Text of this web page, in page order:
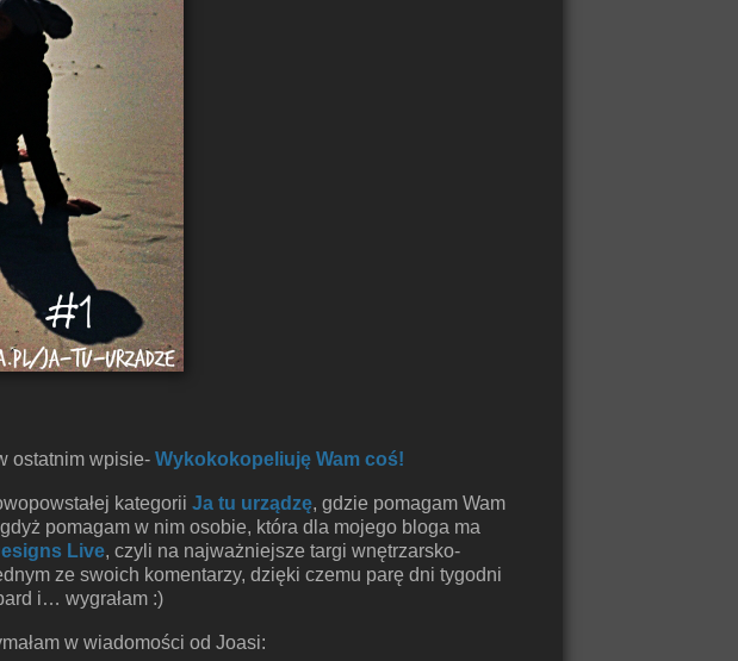
ostatnim wpisie- Wykokokopeliuję Wam coś!
kategorii Ja tu urządzę, gdzie pomagam Wam
pomagam w nim osobie, która dla mojego bloga ma
Live, czyli na najważniejsze targi wnętrzarsko-
ze swoich komentarzy, dzięki czemu parę dni tygodni
i… wygrałam :)
w wiadomości od Joasi: